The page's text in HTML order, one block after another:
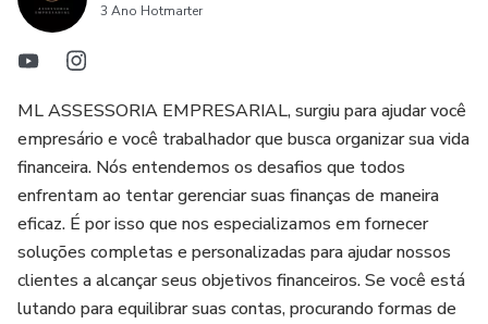
Vamos juntos nessa jornada?
O sucesso para seu negócio está aqui!
Brinde: Planilha de Fluxo de Caixa
3 Ano Hotmarter
ML ASSESSORIA EMPRESARIAL, surgiu para ajudar você
empresário e você trabalhador que busca organizar sua vida
financeira. Nós entendemos os desafios que todos
enfrentam ao tentar gerenciar suas finanças de maneira
eficaz. É por isso que nos especializamos em fornecer
soluções completas e personalizadas para ajudar nossos
clientes a alcançar seus objetivos financeiros. Se você está
lutando para equilibrar suas contas, procurando formas de